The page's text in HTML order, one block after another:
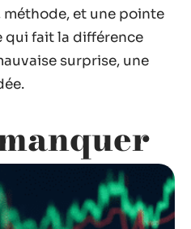
méthode, et une pointe
qui fait la différence
surprise, une